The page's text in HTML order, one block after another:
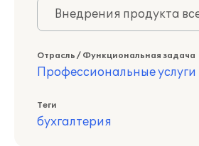
Внедрения продукта
Отрасль / Функциональная задача
Профессиональные услуги
Теги
бухгалтерия